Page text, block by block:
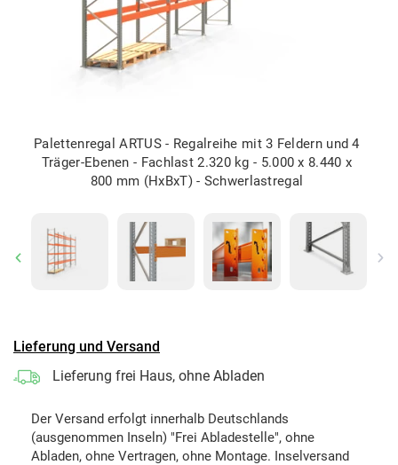
Palettenregal ARTUS - Regalreihe mit 3 Feldern und 4
Träger-Ebenen - Fachlast 2.320 kg - 5.000 x 8.440 x
800 mm (HxBxT) - Schwerlastregal
Previous
Lieferung und Versand
Lieferung frei Haus, ohne Abladen
Der Versand erfolgt innerhalb Deutschlands
(ausgenommen Inseln) "Frei Abladestelle", ohne
Abladen, ohne Vertragen, ohne Montage. Inselversand